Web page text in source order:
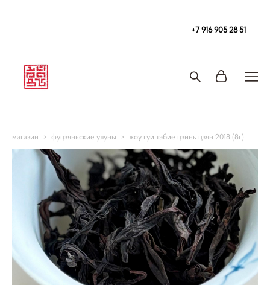
+7 916 905 28 51
магазин > фуцзяньские улуны > жоу гуй тэбие цзинь цзян 2018 (8г)